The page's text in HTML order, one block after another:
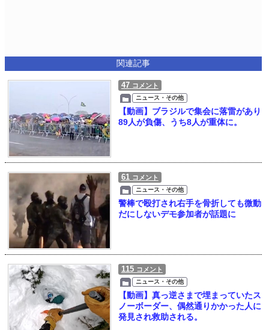
関連記事
47 コメント
ニュース・その他
【動画】ブラジルで集会に落雷があり
89人が負傷、うち8人が重体に。
61 コメント
ニュース・その他
警棒で殴打され右手を骨折しても微動
だにしないデモ参加者が話題に
115 コメント
ニュース・その他
【動画】真っ逆さまで埋まっていたス
ノーボーダー、偶然通りかかった人に
発見され救助される。